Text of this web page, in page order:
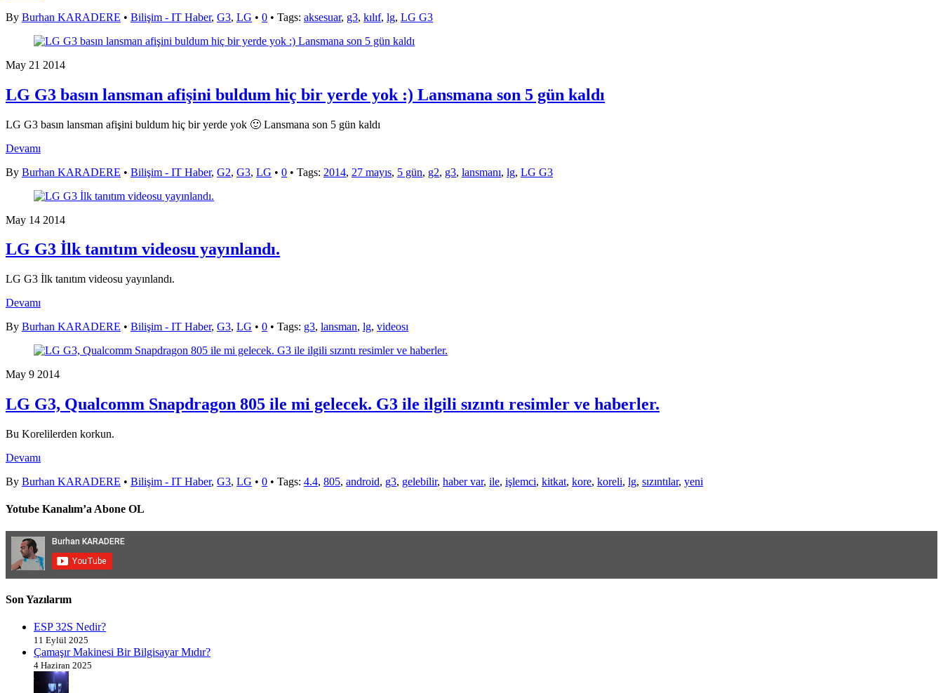
By Burhan KARADERE • Bilişim - IT Haber, G3, LG • 0 • Tags: aksesuar, g3, kılıf, lg, LG G3
May 21 2014
LG G3 basın lansman afişini buldum hiç bir yerde yok :) Lansmana son 5 gün kaldı
LG G3 basın lansman afişini buldum hiç bir yerde yok 🙂 Lansmana son 5 gün kaldı
Devamı
By Burhan KARADERE • Bilişim - IT Haber, G2, G3, LG • 0 • Tags: 2014, 27 mayıs, 5 gün, g2, g3, lansmanı, lg, LG G3
May 14 2014
LG G3 İlk tanıtım videosu yayınlandı.
LG G3 İlk tanıtım videosu yayınlandı.
Devamı
By Burhan KARADERE • Bilişim - IT Haber, G3, LG • 0 • Tags: g3, lansman, lg, videosı
May 9 2014
LG G3, Qualcomm Snapdragon 805 ile mi gelecek. G3 ile ilgili sızıntı resimler ve haberler.
Bu Korelilerden korkun.
Devamı
By Burhan KARADERE • Bilişim - IT Haber, G3, LG • 0 • Tags: 4.4, 805, android, g3, gelebilir, haber var, ile, işlemci, kitkat, kore, koreli, lg, sızıntılar, yeni
Yotube Kanalım’a Abone OL
Son Yazılarım
ESP 32S Nedir?
11 Eylül 2025
Çamaşır Makinesi Bir Bilgisayar Mıdır?
4 Haziran 2025